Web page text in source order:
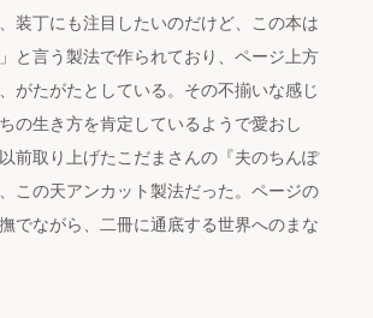
装丁にも注目したいのだけど、この本は
」と言う製法で作られており、ページ上方
がたがたとしている。その不揃いな感じ
の生き方を肯定しているようで愛おし
前取り上げたこだまさんの『夫のちんぽ
この天アンカット製法だった。ページの
でながら、二冊に通底する世界へのまな